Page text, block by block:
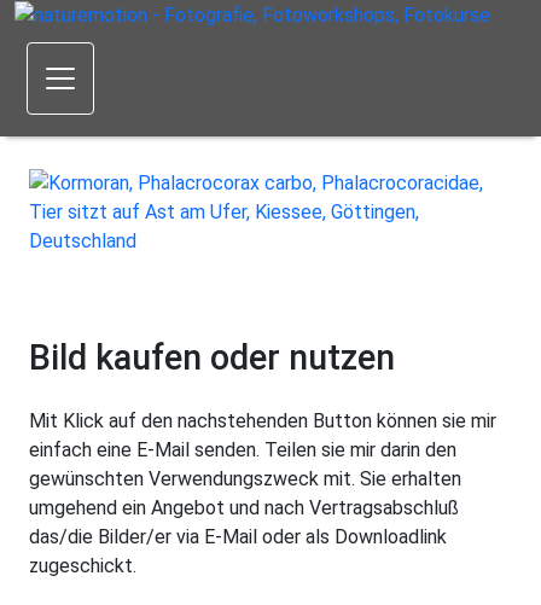
Bild kaufen oder nutzen
Mit Klick auf den nachstehenden Button können sie mir
einfach eine E-Mail senden. Teilen sie mir darin den
gewünschten Verwendungszweck mit. Sie erhalten
umgehend ein Angebot und nach Vertragsabschluß
das/die Bilder/er via E-Mail oder als Downloadlink
zugeschickt.